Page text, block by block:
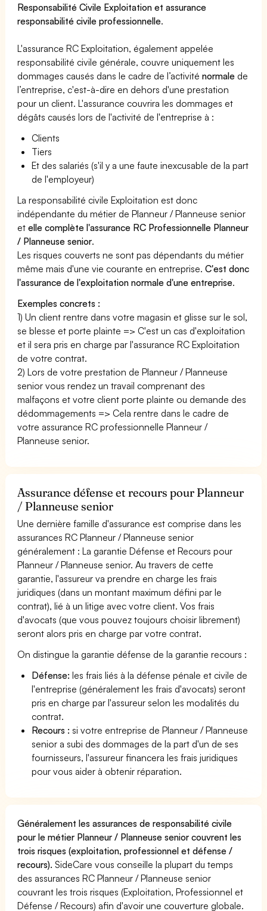
Responsabilité Civile Exploitation et assurance
responsabilité civile professionnelle.
L'assurance RC Exploitation, également appelée
responsabilité civile générale, couvre uniquement les
dommages causés dans le cadre de l’activiténormale de
l’entreprise, c'est-à-dire en dehors d'une prestation
pour un client. L'assurance couvrira les dommages et
dégâts causés lors de l'activité de l'entreprise à :
Clients
Tiers
Et des salariés (s'il y a une faute inexcusable de la part
de l'employeur)
La responsabilité civile Exploitation est donc
indépendante du métier de Planneur / Planneuse senior
etelle complète l'assurance RC Professionnelle Planneur
/ Planneuse senior.
Les risques couverts ne sont pas dépendants du métier
même mais d'une vie courante en entreprise.C'est donc
l'assurance de l'exploitation normale d'une entreprise.
Exemples concrets :
1) Un client rentre dans votre magasin et glisse sur le sol,
se blesse et porte plainte => C'est un cas d'exploitation
et il sera pris en charge par l'assurance RC Exploitation
de votre contrat.
2) Lors de votre prestation de Planneur / Planneuse
senior vous rendez un travail comprenant des
malfaçons et votre client porte plainte ou demande des
dédommagements => Cela rentre dans le cadre de
votre assurance RC professionnelle Planneur /
Planneuse senior.
Assurance défense et recours pour Planneur
/ Planneuse senior
Une dernière famille d'assurance est comprise dans les
assurances RC Planneur / Planneuse senior
généralement : La garantie Défense et Recours pour
Planneur / Planneuse senior. Au travers de cette
garantie, l'assureur va prendre en charge les frais
juridiques (dans un montant maximum défini par le
contrat), lié à un litige avec votre client. Vos frais
d'avocats (que vous pouvez toujours choisir librement)
seront alors pris en charge par votre contrat.
On distingue la garantie défense de la garantie recours :
Défense: les frais liés à la défense pénale et civile de
l'entreprise (généralement les frais d'avocats) seront
pris en charge par l'assureur selon les modalités du
contrat.
Recours : si votre entreprise de Planneur / Planneuse
senior a subi des dommages de la part d'un de ses
fournisseurs, l'assureur financera les frais juridiques
pour vous aider à obtenir réparation.
Généralement les assurances de responsabilité civile
pour le métier Planneur / Planneuse senior couvrent les
trois risques (exploitation, professionnel et défense /
recours). SideCare vous conseille la plupart du temps
des assurances RC Planneur / Planneuse senior
couvrant les trois risques (Exploitation, Professionnel et
Défense / Recours) afin d'avoir une couverture globale.